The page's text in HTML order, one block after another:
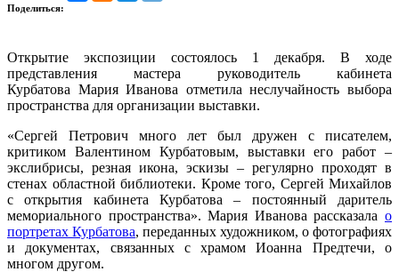
Поделиться:
Открытие экспозиции состоялось 1 декабря. В ходе
представления мастера руководитель кабинета
Курбатова Мария Иванова отметила неслучайность выбора
пространства для организации выставки.
«Сергей Петрович много лет был дружен с писателем,
критиком Валентином Курбатовым, выставки его работ –
экслибрисы, резная икона, эскизы – регулярно проходят в
стенах областной библиотеки. Кроме того, Сергей Михайлов
с открытия кабинета Курбатова – постоянный даритель
мемориального пространства». Мария Иванова рассказала о
портретах Курбатова, переданных художником, о фотографиях
и документах, связанных с храмом Иоанна Предтечи, о
многом другом.